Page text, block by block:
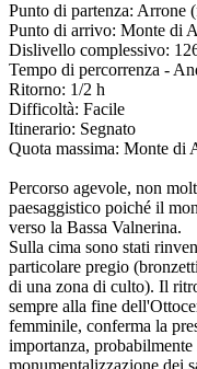
Punto di partenza: Arrone
Punto di arrivo: Monte di
Dislivello complessivo:
Tempo di percorrenza -
Ritorno: 1/2 h
Difficoltà: Facile
Itinerario: Segnato
Quota massima: Monte di
Percorso agevole, non
paesaggistico poiché il
verso la Bassa Valnerina.
Sulla cima sono stati
particolare pregio
di una zona di culto). Il
sempre alla fine
femminile, conferma la
importanza,